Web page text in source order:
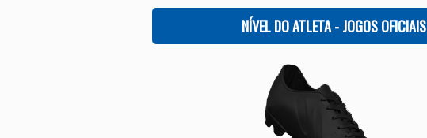
NÍVEL DO ATLETA - JOGOS OFICIAIS